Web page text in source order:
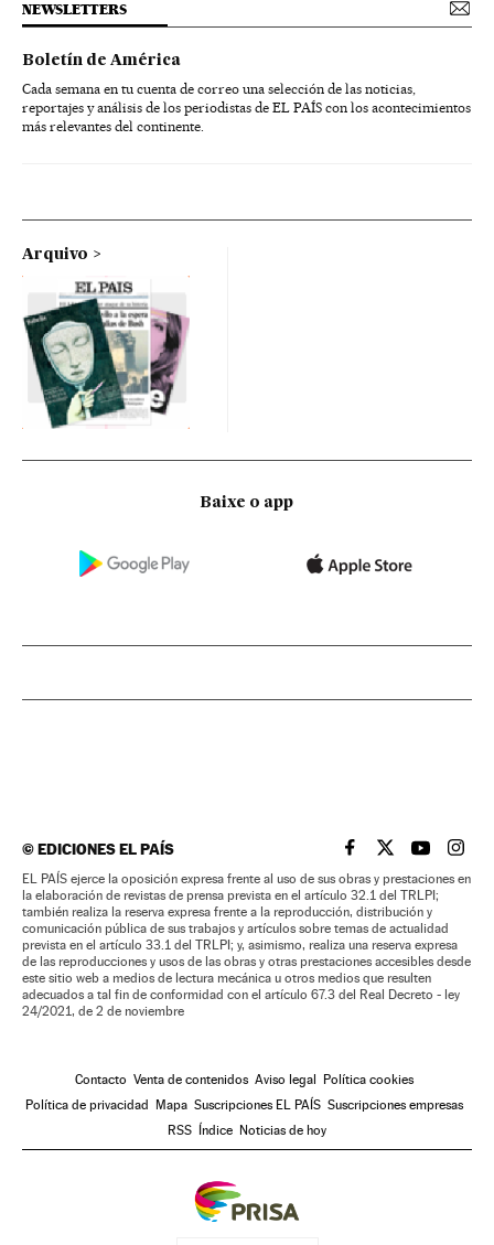
NEWSLETTERS
Boletín de América
Cada semana en tu cuenta de correo una selección de las noticias,
reportajes y análisis de los periodistas de EL PAÍS con los acontecimientos
más relevantes del continente.
Arquivo
Baixe o app
©EDICIONES EL PAÍS EL PAÍS BRASIL EN
EL PAÍSEL PAÍS
EL
EL PAÍS ejerce la oposición expresa frente al uso de sus obras y prestaciones en
la elaboración de revistas de prensa prevista en el artículo 32.1 del TRLPI;
también realiza la reserva expresa frente a la reproducción, distribución y
comunicación pública de sus trabajos y artículos sobre temas de actualidad
prevista en el artículo 33.1 del TRLPI; y, asimismo, realiza una reserva expresa
de las reproducciones y usos de las obras y otras prestaciones accesibles desde
este sitio web a medios de lectura mecánica u otros medios que resulten
adecuados a tal fin de conformidad con el artículo 67.3 del Real Decreto - ley
24/2021, de 2 de noviembre
Contacto Venta de contenidos Aviso legal Política cookies
Política de privacidad Mapa Suscripciones EL PAÍS Suscripciones empresas
RSS Índice Noticias de hoy